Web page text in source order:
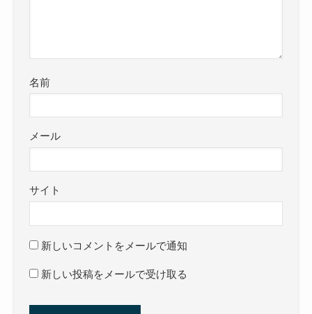
名前
メール
サイト
新しいコメントをメールで通知
新しい投稿をメールで受け取る